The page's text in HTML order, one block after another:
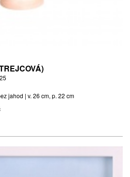
jahod | v. 26 cm, p. 22 cm